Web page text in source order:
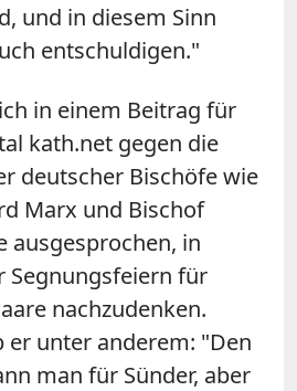
und in diesem Sinn
entschuldigen."
in einem Beitrag für
kath.net gegen die
deutscher Bischöfe wie
Marx und Bischof
ausgesprochen, in
Segnungsfeiern für
nachzudenken.
unter anderem: "Den
man für Sünder, aber